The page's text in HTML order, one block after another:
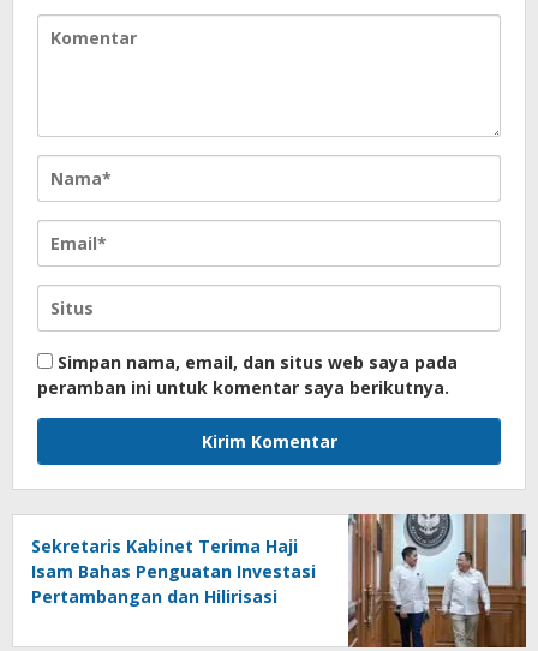
Simpan nama, email, dan situs web saya pada
peramban ini untuk komentar saya berikutnya.
Sekretaris Kabinet Terima Haji
Isam Bahas Penguatan Investasi
Pertambangan dan Hilirisasi